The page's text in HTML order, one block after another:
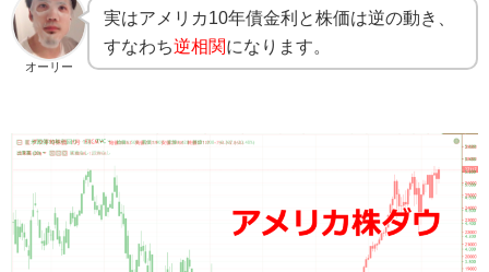
オーリー
実はアメリカ10年債金利と株価は逆の動き、
すなわち逆相関になります。